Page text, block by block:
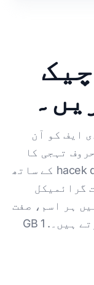
ایف کو آن
تہجی کا
استعمال کرتا ہے جس میں hacek diacritics کے ساتھ
گرائمیکل
ہر اسم، صفت
اور ضمیر کے اختتام کو تبدیل کرتے ہیں۔. 1 GB